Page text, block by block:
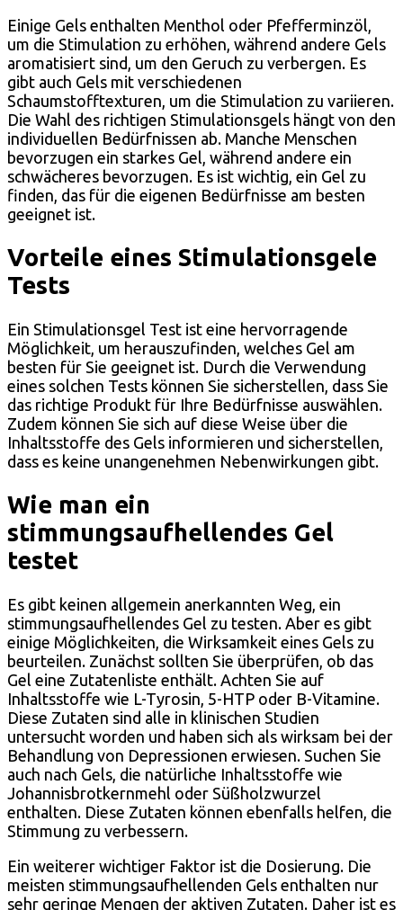
Einige Gels enthalten Menthol oder Pfefferminzöl,
um die Stimulation zu erhöhen, während andere Gels
aromatisiert sind, um den Geruch zu verbergen. Es
gibt auch Gels mit verschiedenen
Schaumstofftexturen, um die Stimulation zu variieren.
Die Wahl des richtigen Stimulationsgels hängt von den
individuellen Bedürfnissen ab. Manche Menschen
bevorzugen ein starkes Gel, während andere ein
schwächeres bevorzugen. Es ist wichtig, ein Gel zu
finden, das für die eigenen Bedürfnisse am besten
geeignet ist.
Vorteile eines Stimulationsgele
Tests
Ein Stimulationsgel Test ist eine hervorragende
Möglichkeit, um herauszufinden, welches Gel am
besten für Sie geeignet ist. Durch die Verwendung
eines solchen Tests können Sie sicherstellen, dass Sie
das richtige Produkt für Ihre Bedürfnisse auswählen.
Zudem können Sie sich auf diese Weise über die
Inhaltsstoffe des Gels informieren und sicherstellen,
dass es keine unangenehmen Nebenwirkungen gibt.
Wie man ein
stimmungsaufhellendes Gel
testet
Es gibt keinen allgemein anerkannten Weg, ein
stimmungsaufhellendes Gel zu testen. Aber es gibt
einige Möglichkeiten, die Wirksamkeit eines Gels zu
beurteilen. Zunächst sollten Sie überprüfen, ob das
Gel eine Zutatenliste enthält. Achten Sie auf
Inhaltsstoffe wie L-Tyrosin, 5-HTP oder B-Vitamine.
Diese Zutaten sind alle in klinischen Studien
untersucht worden und haben sich als wirksam bei der
Behandlung von Depressionen erwiesen. Suchen Sie
auch nach Gels, die natürliche Inhaltsstoffe wie
Johannisbrotkernmehl oder Süßholzwurzel
enthalten. Diese Zutaten können ebenfalls helfen, die
Stimmung zu verbessern.
Ein weiterer wichtiger Faktor ist die Dosierung. Die
meisten stimmungsaufhellenden Gels enthalten nur
sehr geringe Mengen der aktiven Zutaten. Daher ist es